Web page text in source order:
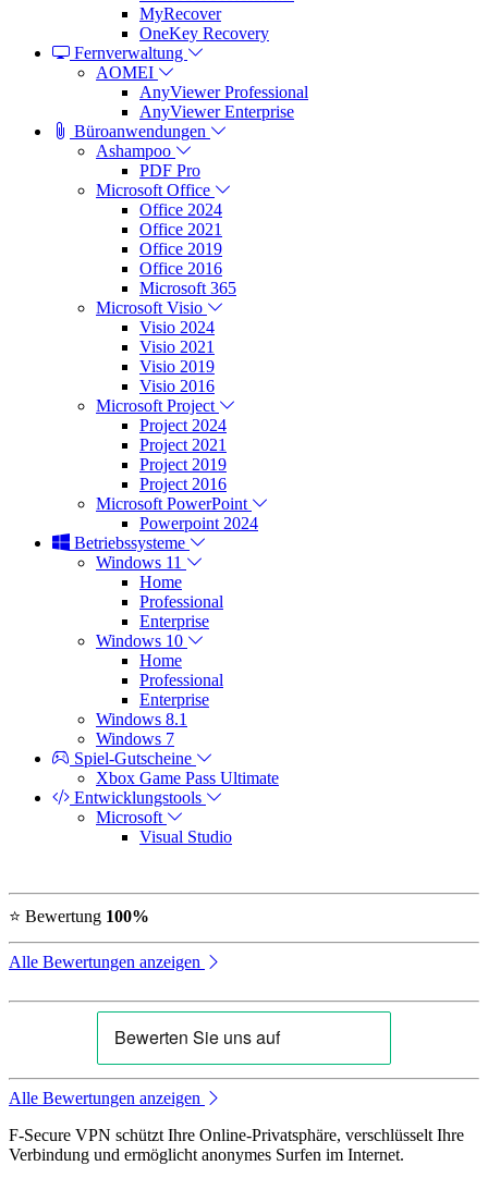
MyRecover
OneKey Recovery
Fernverwaltung
AOMEI
AnyViewer Professional
AnyViewer Enterprise
Büroanwendungen
Ashampoo
PDF Pro
Microsoft Office
Office 2024
Office 2021
Office 2019
Office 2016
Microsoft 365
Microsoft Visio
Visio 2024
Visio 2021
Visio 2019
Visio 2016
Microsoft Project
Project 2024
Project 2021
Project 2019
Project 2016
Microsoft PowerPoint
Powerpoint 2024
Betriebssysteme
Windows 11
Home
Professional
Enterprise
Windows 10
Home
Professional
Enterprise
Windows 8.1
Windows 7
Spiel-Gutscheine
Xbox Game Pass Ultimate
Entwicklungstools
Microsoft
Visual Studio
⭐ Bewertung 100%
Alle Bewertungen anzeigen
Alle Bewertungen anzeigen
F-Secure VPN schützt Ihre Online-Privatsphäre, verschlüsselt Ihre
Verbindung und ermöglicht anonymes Surfen im Internet.